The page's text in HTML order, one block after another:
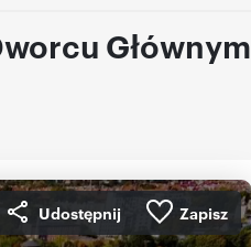
Głównym
Udostępnij Zapisz